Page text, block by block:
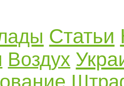
Статьи
Воздух